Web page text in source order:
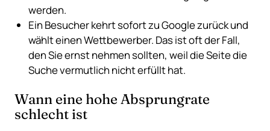
werden.
Ein Besucher kehrt sofort zu Google zurück und
wählt einen Wettbewerber. Das ist oft der Fall,
den Sie ernst nehmen sollten, weil die Seite die
Suche vermutlich nicht erfüllt hat.
Wann eine hohe Absprungrate
schlecht ist